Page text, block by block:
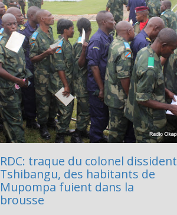
RDC: traque du colonel dissident
Tshibangu, des habitants de
Mupompa fuient dans la
brousse